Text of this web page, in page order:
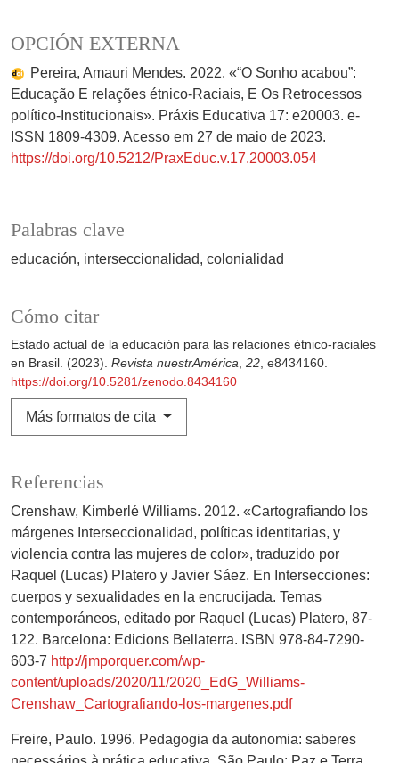
Palabras clave
educación interseccionalidad colonialidad
OPCIÓN EXTERNA
Pereira, Amauri Mendes. 2022. «“O Sonho acabou”:
Educação E relações étnico-Raciais, E Os Retrocessos
político-Institucionais». Práxis Educativa 17: e20003. e-
ISSN 1809-4309. Acesso em 27 de maio de 2023.
https://doi.org/10.5212/PraxEduc.v.17.20003.054
Cómo citar
Estado actual de la educación para las relaciones étnico-raciales
en Brasil. (2023). Revista nuestrAmérica, 22, e8434160.
https://doi.org/10.5281/zenodo.8434160
Más formatos de cita
Referencias
Crenshaw, Kimberlé Williams. 2012. «Cartografiando los
márgenes Interseccionalidad, políticas identitarias, y
violencia contra las mujeres de color», traduzido por
Raquel (Lucas) Platero y Javier Sáez. En Intersecciones:
cuerpos y sexualidades en la encrucijada. Temas
contemporáneos, editado por Raquel (Lucas) Platero, 87-
122. Barcelona: Edicions Bellaterra. ISBN 978-84-7290-
603-7 http://jmporquer.com/wp-
content/uploads/2020/11/2020_EdG_Williams-
Crenshaw_Cartografiando-los-margenes.pdf
Freire, Paulo. 1996. Pedagogia da autonomia: saberes